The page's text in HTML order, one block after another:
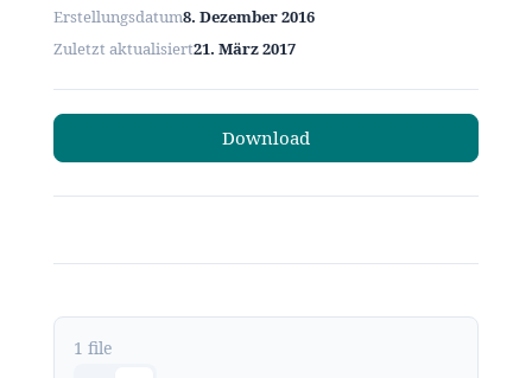
Erstellungsdatum8. Dezember 2016
Zuletzt aktualisiert21. März 2017
Download
1 file